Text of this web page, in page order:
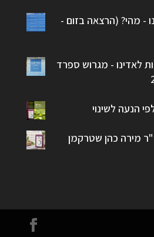
- מהי? (הרצאה בזום -
לאדינו - מגרוש ספרד
הנעה לשינוי
מירה כהן שטרקמן